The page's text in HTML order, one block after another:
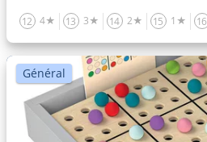
12 4★ 13 3★ 14 2★ 15 1★ 16
Général